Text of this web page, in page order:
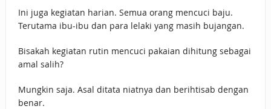
Ini juga kegiatan harian. Semua orang mencuci baju.
Terutama ibu-ibu dan para lelaki yang masih bujangan.
Bisakah kegiatan rutin mencuci pakaian dihitung sebagai
amal salih?
Mungkin saja. Asal ditata niatnya dan berihtisab dengan
benar.